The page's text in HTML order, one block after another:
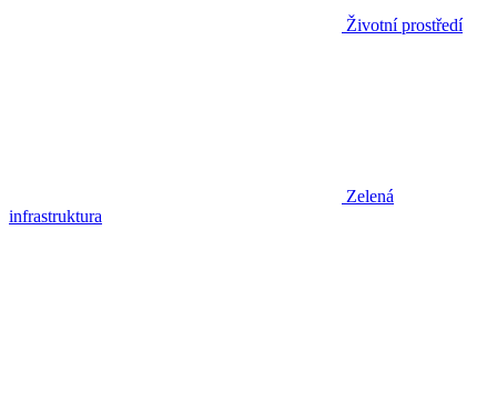
Životní prostředí
Zelená
infrastruktura